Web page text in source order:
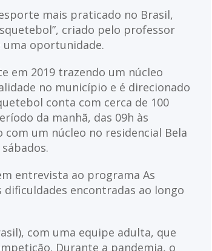
mais praticado no Brasil,
criado pelo professor
oportunidade.
em 2019 trazendo um núcleo
no município e é direcionado
conta com cerca de 100
da manhã, das 09h às
com um núcleo no residencial Bela
entrevista ao programa As
encontradas ao longo
com uma equipe adulta, que
Durante a pandemia, o